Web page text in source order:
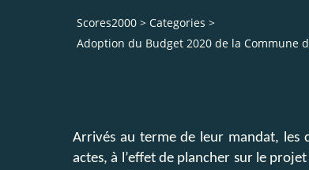
Scores2000 > Categories >
Adoption du Budget 2020 de la Commune
Arrivés au terme de leur mandat, les
actes, à l’effet de plancher sur le